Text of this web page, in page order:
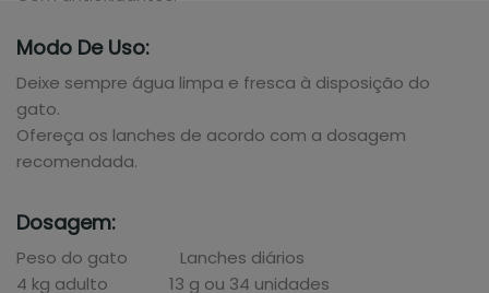
Modo De Uso:
Deixe sempre água limpa e fresca à disposição do
gato.
Ofereça os lanches de acordo com a dosagem
recomendada.
Dosagem:
Peso do gato Lanches diários
4 kg adulto 13 g ou 34 unidades